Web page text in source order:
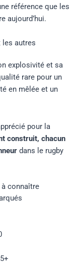
référence que les
aujourd’hui.
les autres
explosivité et sa
rare pour un
en mêlée et un
pour la
construit, chacun
dans le rugby
connaître